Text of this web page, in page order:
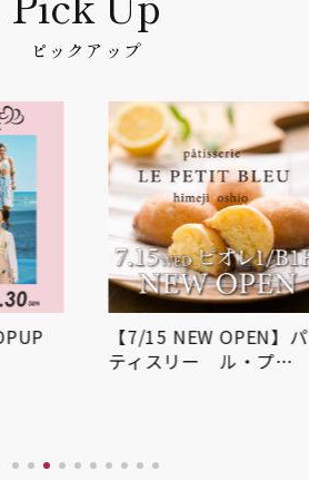
ピックアップ
【7/15 NEW OPEN】パ
ティスリー ル・プ…